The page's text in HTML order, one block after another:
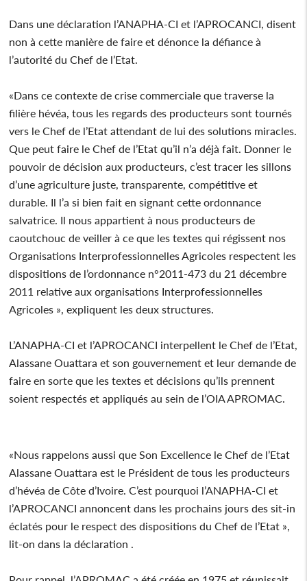
Dans une déclaration l’ANAPHA-CI et l’APROCANCI, disent
non à cette manière de faire et dénonce la défiance à
l’autorité du Chef de l’Etat.
«Dans ce contexte de crise commerciale que traverse la
filière hévéa, tous les regards des producteurs sont tournés
vers le Chef de l’Etat attendant de lui des solutions miracles.
Que peut faire le Chef de l’Etat qu’il n’a déjà fait. Donner le
pouvoir de décision aux producteurs, c’est tracer les sillons
d’une agriculture juste, transparente, compétitive et
durable. Il l’a si bien fait en signant cette ordonnance
salvatrice. Il nous appartient à nous producteurs de
caoutchouc de veiller à ce que les textes qui régissent nos
Organisations Interprofessionnelles Agricoles respectent les
dispositions de l’ordonnance n°2011-473 du 21 décembre
2011 relative aux organisations Interprofessionnelles
Agricoles », expliquent les deux structures.
L’ANAPHA-CI et l’APROCANCI interpellent le Chef de l’Etat,
Alassane Ouattara et son gouvernement et leur demande de
faire en sorte que les textes et décisions qu’ils prennent
soient respectés et appliqués au sein de l’OIA APROMAC.
«Nous rappelons aussi que Son Excellence le Chef de l’Etat
Alassane Ouattara est le Président de tous les producteurs
d’hévéa de Côte d’Ivoire. C’est pourquoi l’ANAPHA-CI et
l’APROCANCI annoncent dans les prochains jours des sit-in
éclatés pour le respect des dispositions du Chef de l’Etat »,
lit-on dans la déclaration .